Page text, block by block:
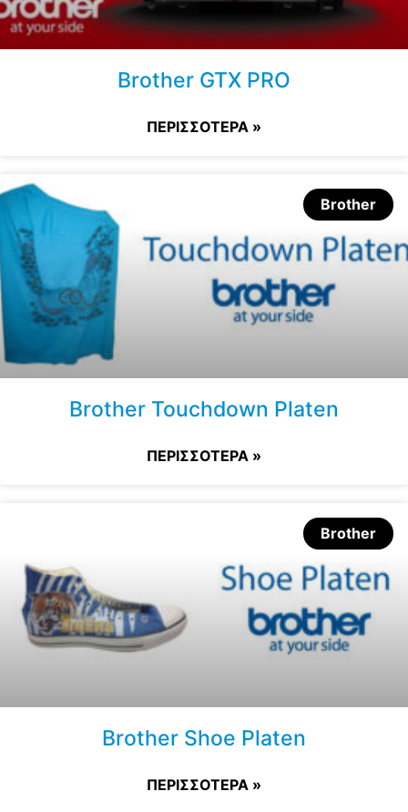
Brother GTX PRO
ΠΕΡΙΣΣΟΤΕΡΑ »
Brother
Brother Touchdown Platen
ΠΕΡΙΣΣΟΤΕΡΑ »
Brother
Brother Shoe Platen
ΠΕΡΙΣΣΟΤΕΡΑ »